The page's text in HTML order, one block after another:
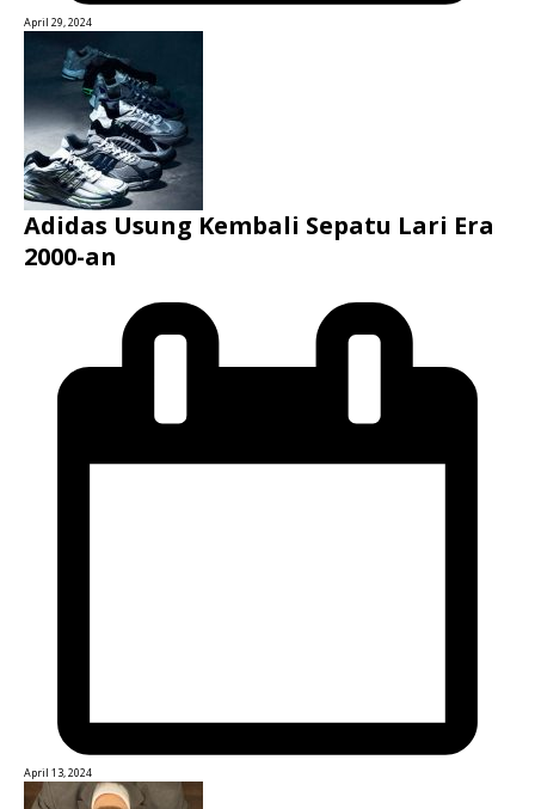
April 29, 2024
Adidas Usung Kembali Sepatu Lari Era
2000-an
April 13, 2024